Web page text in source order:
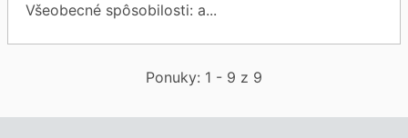
Všeobecné spôsobilosti: a...
Ponuky: 1 - 9 z 9